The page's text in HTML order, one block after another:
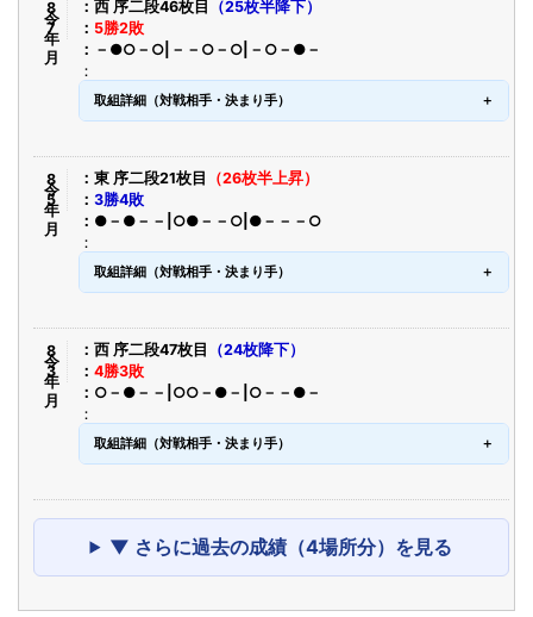
令8年7月 西 序二段46枚目
（25枚半降下）
5勝2敗
－●○－○|－－○－○|－○－●－
取組詳細（対戦相手・決まり手）
令8年5月 東 序二段21枚目
（26枚半上昇）
3勝4敗
●－●－－|○●－－○|●－－－○
取組詳細（対戦相手・決まり手）
令8年3月 西 序二段47枚目
（24枚降下）
4勝3敗
○－●－－|○○－●－|○－－●－
取組詳細（対戦相手・決まり手）
▼ さらに過去の成績（4場所分）を見る